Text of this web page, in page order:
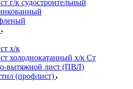
г/к судостроительный
х/к
холоднокатанный х/к Ст
вытяжной лист (ПВЛ)
(профлист)